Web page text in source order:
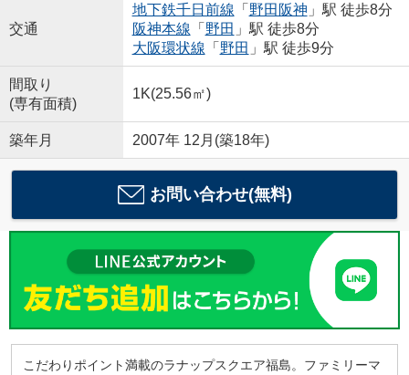
交通
地下鉄千日前線 「 野田阪神 」駅 徒歩8分
阪神本線 「 野田 」駅 徒歩8分
大阪環状線 「 野田 」駅 徒歩9分
間取り
(専有面積)
1K(25.56㎡)
築年月 2007年 12月(築18年)
お問い合わせ(無料)
こだわりポイント満載のラナップスクエア福島。ファミリーマ